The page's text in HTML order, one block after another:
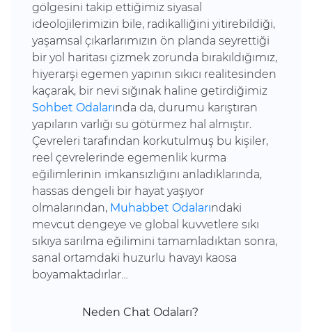
gölgesini takip ettiğimiz siyasal
ideolojilerimizin bile, radikalliğini yitirebildiği,
yaşamsal çıkarlarımızın ön planda seyrettiği
bir yol haritası çizmek zorunda bırakıldığımız,
hiyerarşi egemen yapının sıkıcı realitesinden
kaçarak, bir nevi sığınak haline getirdiğimiz
Sohbet Odalarında da, durumu karıştıran
yapıların varlığı su götürmez hal almıştır.
Çevreleri tarafından korkutulmuş bu kişiler,
reel çevrelerinde egemenlik kurma
eğilimlerinin imkansızlığını anladıklarında,
hassas dengeli bir hayat yaşıyor
olmalarından, Muhabbet Odalarındaki
mevcut dengeye ve global kuvvetlere sıkı
sıkıya sarılma eğilimini tamamladıktan sonra,
sanal ortamdaki huzurlu havayı kaosa
boyamaktadırlar…
Neden Chat Odaları?